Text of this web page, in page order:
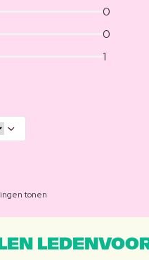
0
0
1
tonen